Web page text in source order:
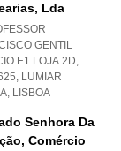
Lda
GENTIL
E1 LOJA 2D,
, LUMIAR
, LISBOA
Senhora Da
Comércio